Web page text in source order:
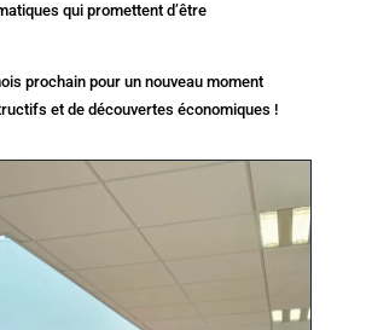
qui promettent d’être
prochain pour un nouveau moment
et de découvertes économiques !